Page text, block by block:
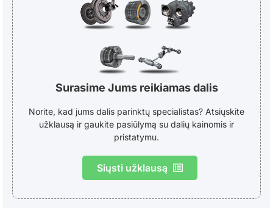
Surasime Jums reikiamas dalis
Norite, kad jums dalis parinktų specialistas? Atsiųskite
užklausą ir gaukite pasiūlymą su dalių kainomis ir
pristatymu.
Siųsti užklausą